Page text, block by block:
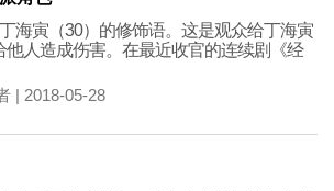
海寅（30）的修饰语。这是观众给丁海寅
他人造成伤害。在最近收官的连续剧《经
| 2018-05-28